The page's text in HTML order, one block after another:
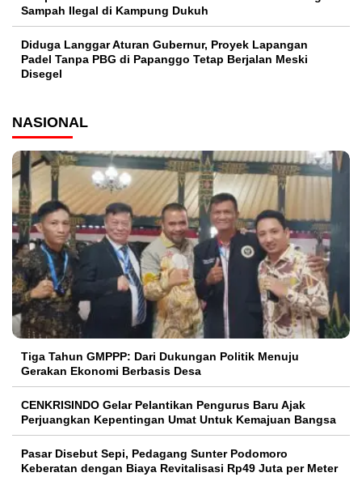
Sampah Ilegal di Kampung Dukuh
Diduga Langgar Aturan Gubernur, Proyek Lapangan
Padel Tanpa PBG di Papanggo Tetap Berjalan Meski
Disegel
NASIONAL
Tiga Tahun GMPPP: Dari Dukungan Politik Menuju
Gerakan Ekonomi Berbasis Desa
CENKRISINDO Gelar Pelantikan Pengurus Baru Ajak
Perjuangkan Kepentingan Umat Untuk Kemajuan Bangsa
Pasar Disebut Sepi, Pedagang Sunter Podomoro
Keberatan dengan Biaya Revitalisasi Rp49 Juta per Meter